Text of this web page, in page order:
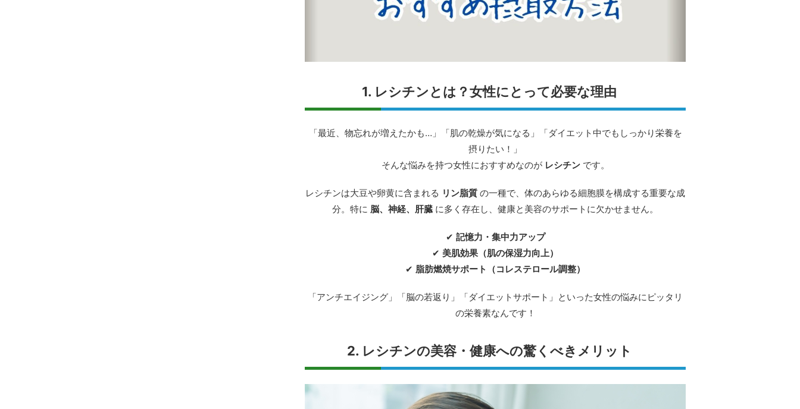
1. レシチンとは？女性にとって必要な理由
「最近、物忘れが増えたかも…」「肌の乾燥が気になる」「ダイエット中でもしっかり栄養を
摂りたい！」
そんな悩みを持つ女性におすすめなのが レシチンです。
レシチンは大豆や卵黄に含まれる リン脂質 の一種で、体のあらゆる細胞膜を構成する重要な成
分。特に 脳、神経、肝臓 に多く存在し、健康と美容のサポートに欠かせません。
✔ 記憶力・集中力アップ
✔ 美肌効果（肌の保湿力向上）
✔ 脂肪燃焼サポート（コレステロール調整）
「アンチエイジング」「脳の若返り」「ダイエットサポート」といった女性の悩みにピッタリ
の栄養素なんです！
2. レシチンの美容・健康への驚くべきメリット